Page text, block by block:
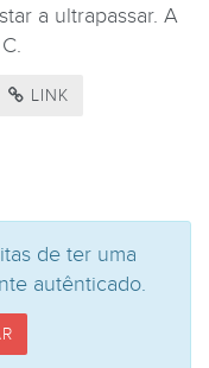
a ultrapassar. A
LINK
de ter uma
autênticado.